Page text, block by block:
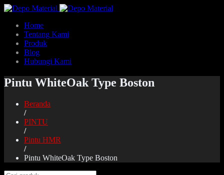
Home
Tentang Kami
Produk
Blog
Hubungi Kami
Pintu WhiteOak Type Boston
Beranda
/
PINTU
/
Pintu HMR
/
Pintu WhiteOak Type Boston